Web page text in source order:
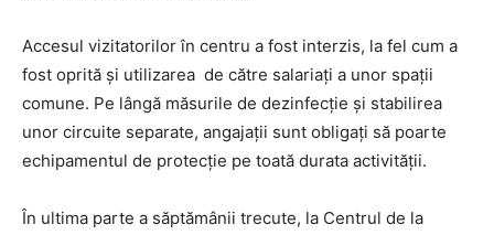
Accesul vizitatorilor în centru a fost interzis, la fel cum a
fost oprită și utilizarea de către salariați a unor spații
comune. Pe lângă măsurile de dezinfecție și stabilirea
unor circuite separate, angajații sunt obligați să poarte
echipamentul de protecție pe toată durata activității.
În ultima parte a săptămânii trecute, la Centrul de la